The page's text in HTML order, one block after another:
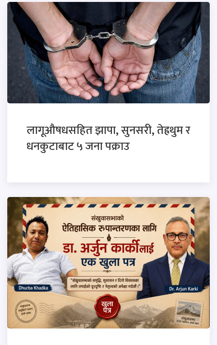
लागूऔषधसहित झापा, सुनसरी, तेह्रथुम र
धनकुटाबाट ५ जना पक्राउ